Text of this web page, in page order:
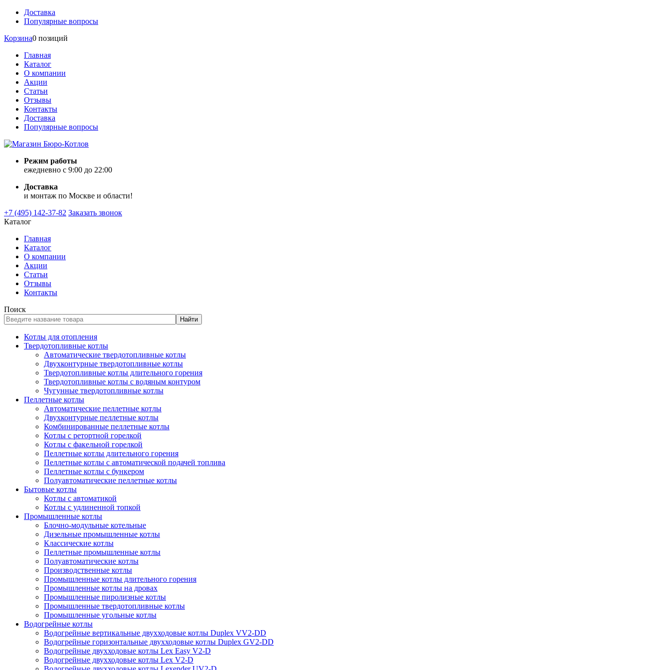
Доставка
Популярные вопросы
Корзина0 позиций
Главная
Каталог
О компании
Акции
Статьи
Отзывы
Контакты
Доставка
Популярные вопросы
Режим работы
ежедневно с 9:00 до 22:00
Доставка
и монтаж по Москве и области!
+7 (495) 142-37-82 Заказать звонок
Каталог
Главная
Каталог
О компании
Акции
Статьи
Отзывы
Контакты
Поиск
Найти
Котлы для отопления
Твердотопливные котлы
Автоматические твердотопливные котлы
Двухконтурные твердотопливные котлы
Твердотопливные котлы длительного горения
Твердотопливные котлы с водяным контуром
Чугунные твердотопливные котлы
Пеллетные котлы
Автоматические пеллетные котлы
Двухконтурные пеллетные котлы
Комбинированные пеллетные котлы
Котлы с ретортной горелкой
Котлы с факельной горелкой
Пеллетные котлы длительного горения
Пеллетные котлы с автоматической подачей топлива
Пеллетные котлы с бункером
Полуавтоматические пеллетные котлы
Бытовые котлы
Котлы с автоматикой
Котлы с удлиненной топкой
Промышленные котлы
Блочно-модульные котельные
Дизельные промышленные котлы
Классические котлы
Пеллетные промышленные котлы
Полуавтоматические котлы
Производственные котлы
Промышленные котлы длительного горения
Промышленные котлы на дровах
Промышленные пиролизные котлы
Промышленные твердотопливные котлы
Промышленные угольные котлы
Водогрейные котлы
Водогрейные вертикальные двухходовые котлы Duplex VV2-DD
Водогрейные горизонтальные двухходовые котлы Duplex GV2-DD
Водогрейные двухходовые котлы Lex Easy V2-D
Водогрейные двухходовые котлы Lex V2-D